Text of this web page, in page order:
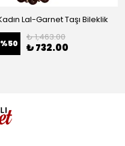
Lal-Garnet Taşı Bileklik
%50
₺ 1,463.00
₺ 732.00